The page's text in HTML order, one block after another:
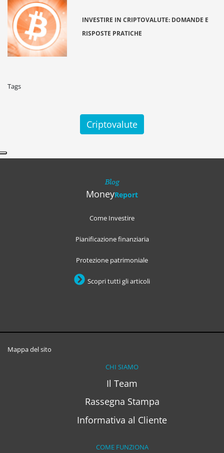
INVESTIRE IN CRIPTOVALUTE: DOMANDE E
RISPOSTE PRATICHE
Tags
Criptovalute
Blog
MoneyReport
Come Investire
Pianificazione finanziaria
Protezione patrimoniale
Scopri tutti gli articoli
Mappa del sito
CHI SIAMO
Il Team
Rassegna Stampa
Informativa al Cliente
COME FUNZIONA